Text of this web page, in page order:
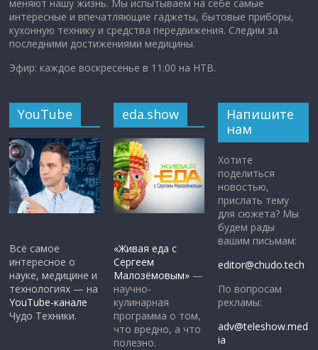
меняют нашу жизнь. Мы испытываем на себе самые
интересные и впечатляющие гаджеты, бытовые приборы,
кухонную технику и средства передвижения. Следим за
последними достижениями медицины.
Эфир: каждое воскресенье в 11:00 на НТВ.
YouTube
Всё самое
интересное о
науке, медицине и
технологиях — на
YouTube-канале
Чудо Техники.
eda.show
«Живая еда с
Сергеем
Малозёмовым» —
научно-
кулинарная
программа о том,
что вредно, а что
полезно.
Напишите
нам
Хотите
поделиться
новостью,
прислать тему
для сюжета? Мы
будем рады
вашим письмам:
editor@chudo.tech
По вопросам
рекламы:
adv@teleshow.med
ia